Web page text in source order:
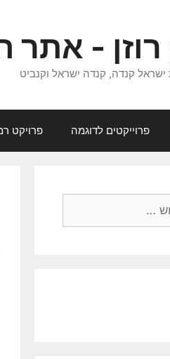
- אתר
ישראל קנדה, קנדה ישראל וקנביט
פרוייקטים לדוגמה פרויקט